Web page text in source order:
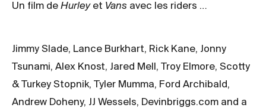
Un film de Hurleyet Vans avec les riders …
Jimmy Slade, Lance Burkhart, Rick Kane, Jonny
Tsunami, Alex Knost, Jared Mell, Troy Elmore, Scotty
& Turkey Stopnik, Tyler Mumma, Ford Archibald,
Andrew Doheny, JJ Wessels, Devinbriggs.com and a